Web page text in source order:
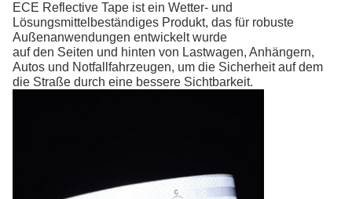
ECE Reflective Tape ist ein Wetter- und
Lösungsmittelbeständiges Produkt, das für robuste
Außenanwendungen entwickelt wurde
auf den Seiten und hinten von Lastwagen, Anhängern,
Autos und Notfallfahrzeugen, um die Sicherheit auf dem
die Straße durch eine bessere Sichtbarkeit.